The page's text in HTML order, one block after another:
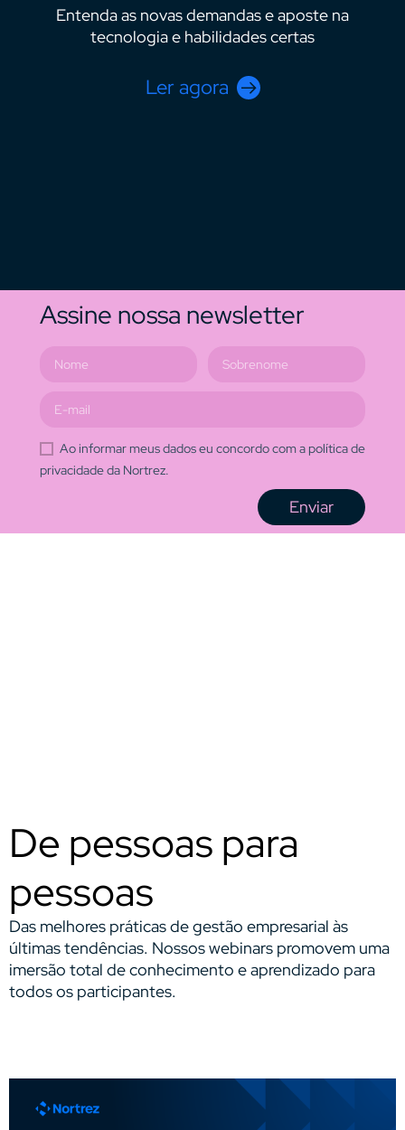
Entenda as novas demandas e aposte na
tecnologia e habilidades certas
Ler agora
Assine nossa newsletter
Ao informar meus dados eu concordo com a política de
privacidade da Nortrez.
Enviar
De pessoas para
pessoas
Das melhores práticas de gestão empresarial às
últimas tendências. Nossos webinars promovem uma
imersão total de conhecimento e aprendizado para
todos os participantes.